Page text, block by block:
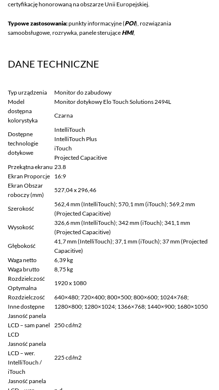
certyfikację honorowaną na obszarze Unii Europejskiej.
Typowe zastosowania:punkty informacyjne (POI), rozwiązania
samoobsługowe, rozrywka, panele sterująceHMI,
DANE TECHNICZNE
Typ urządzenia
Monitor do zabudowy
Model
Monitor dotykowy Elo Touch Solutions 2494L
dostępna
kolorystyka
Czarna
Dostępne
technologie
dotykowe
IntelliTouch
IntelliTouch Plus
iTouch
Projected Capacitive
Przekątna ekranu 23.8
Ekran Proporcje
16:9
Ekran Obszar
roboczy (mm)
527,04 x 296,46
Szerokość
562,4 mm (IntelliTouch); 570,1 mm (iTouch); 569,2 mm
(Projected Capacitive)
Wysokość
326,6 mm (IntelliTouch); 342 mm (iTouch); 341,1 mm
(Projected Capacitive)
Głębokość
41,7 mm (IntelliTouch); 37,1 mm (iTouch); 37 mm (Projected
Capacitive)
Waga netto
6,39 kg
Waga brutto
8,75 kg
Rozdzielczość
Optymalna
1920 x 1080
Rozdzielczość
Inne dostępne
640×480; 720×400; 800×500; 800×600; 1024×768;
1280×800; 1280×1024; 1366×768; 1440×900; 1680×1050
Jasność panela
LCD – sam panel
LCD
250 cd/m2
Jasność panela
LCD – wer.
IntelliTouch /
iTouch
225 cd/m2
Jasność panela